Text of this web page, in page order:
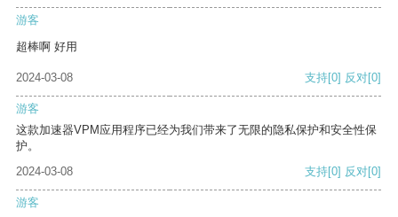
游客
超棒啊 好用
2024-03-08 支持[0] 反对[0]
游客
这款加速器VPM应用程序已经为我们带来了无限的隐私保护和安全性保
护。
2024-03-08
支持[0] 反对[0]
游客